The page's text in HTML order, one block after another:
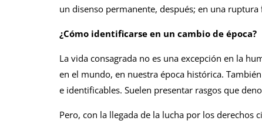
un disenso permanente, después; en una
¿Cómo identificarse en un cambio de época?
La vida consagrada no es una excepción en la
en el mundo, en nuestra época histórica.
e identificables. Suelen presentar rasgos que
Pero, con la llegada de la lucha por los derechos